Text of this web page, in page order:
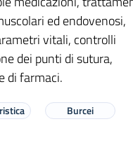
ed endovenosi,
vitali, controlli
dei punti di sutura,
di farmaci.
Burcei